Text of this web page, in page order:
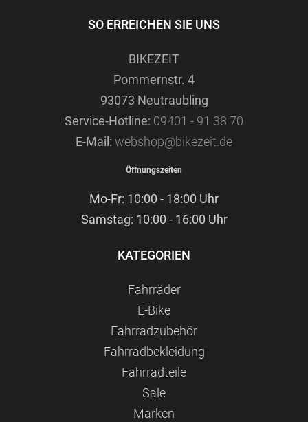
SO ERREICHEN SIE UNS
BIKEZEIT
Pommernstr. 4
93073 Neutraubling
Service-Hotline: 09401 - 91 38 70
E-Mail: webshop@bikezeit.de
Öffnungszeiten
Mo-Fr: 10:00 - 18:00 Uhr
Samstag: 10:00 - 16:00 Uhr
KATEGORIEN
Fahrräder
E-Bike
Fahrradzubehör
Fahrradbekleidung
Fahrradteile
Sale
Marken